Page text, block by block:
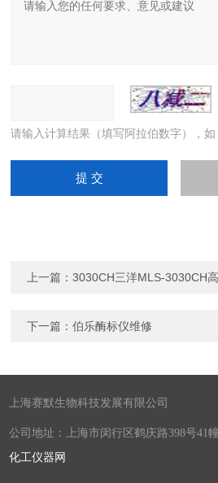
请输入计算结果（填写阿拉伯数字），
上一篇：3030CH三洋MLS-3030CH
下一篇：伯乐酶标仪维修
上海赛默生物科技发展有限公司
公司地址：上海市闵行区鹤庆路398号41
化工仪器网